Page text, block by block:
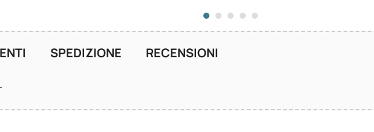
SPEDIZIONE RECENSIONI